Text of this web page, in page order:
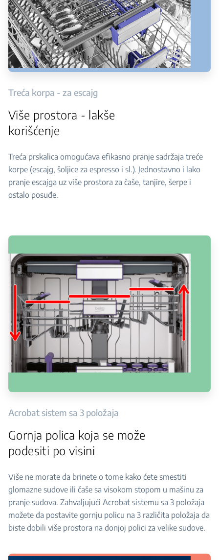
Treća korpa - za escajg
Više prostora - lakše
korišćenje
Treća prskalica omogućava efikasno pranje sadržaja treće
korpe (escajg, šoljice za espresso i sl.). Jednostavno i lako
pranje escajga uz više prostora za čaše, tanjire, šerpe i
ostalo posuđe.
Acrobat sistem sa 3 položaja
Gornja polica koja se može
podesiti po visini
Više ne morate da brinete o tome kako ćete smestiti
glomazne sudove ili čaše sa visokom stopom u mašinu za
pranje sudova. Zahvaljujući Acrobat sistemu sa 3 položaja
možete da postavite gornju policu na 3 različita položaja da
biste dobili više prostora na donjoj polici za velike sudove.